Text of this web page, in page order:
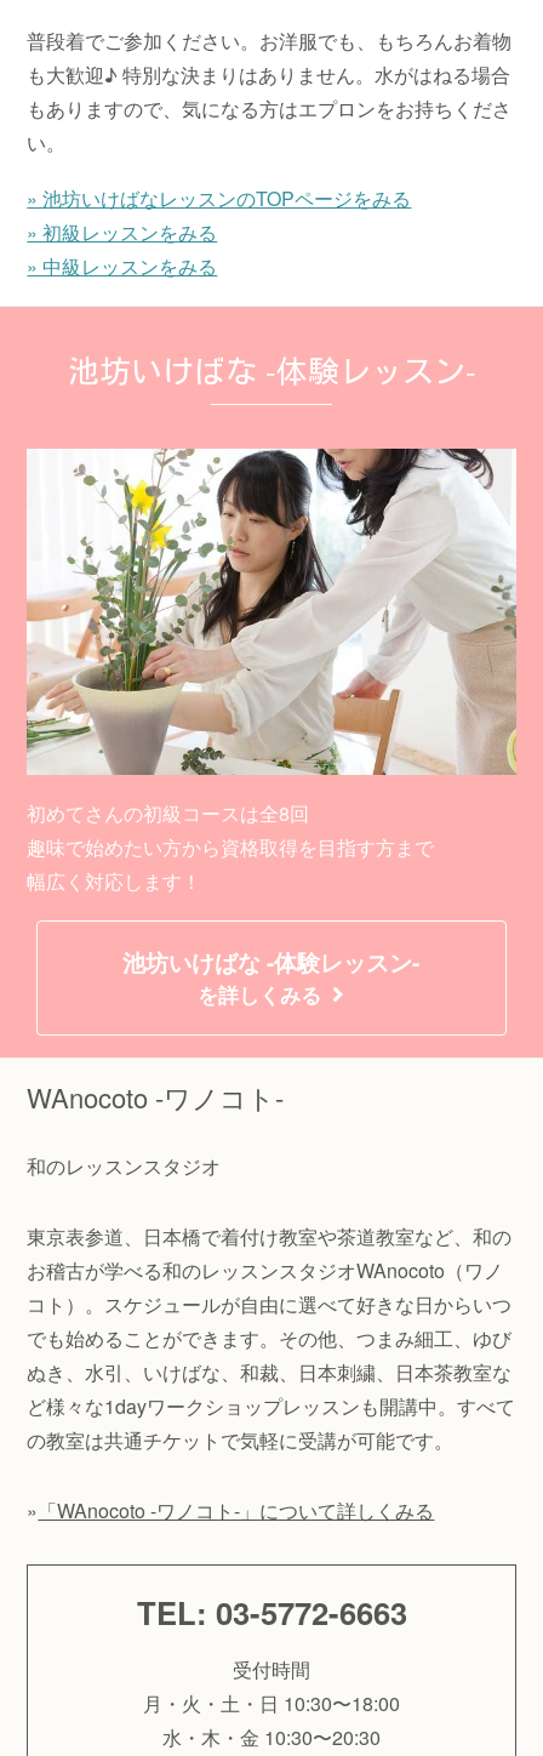
普段着でご参加ください。お洋服でも、もちろんお着物
も大歓迎♪ 特別な決まりはありません。水がはねる場合
もありますので、気になる方はエプロンをお持ちくださ
い。
» 池坊いけばなレッスンのTOPページをみる
» 初級レッスンをみる
» 中級レッスンをみる
池坊いけばな -体験レッスン-
初めてさんの初級コースは全8回
趣味で始めたい方から資格取得を目指す方まで
幅広く対応します！
池坊いけばな -体験レッスン-
を詳しくみる
WAnocoto -ワノコト-
和のレッスンスタジオ
東京表参道、日本橋で着付け教室や茶道教室など、和の
お稽古が学べる和のレッスンスタジオWAnocoto（ワノ
コト）。スケジュールが自由に選べて好きな日からいつ
でも始めることができます。その他、つまみ細工、ゆび
ぬき、水引、いけばな、和裁、日本刺繍、日本茶教室な
ど様々な1dayワークショップレッスンも開講中。すべて
の教室は共通チケットで気軽に受講が可能です。
» 「WAnocoto -ワノコト-」について詳しくみる
TEL: 03-5772-6663
受付時間
月・火・土・日 10:30〜18:00
水・木・金 10:30〜20:30